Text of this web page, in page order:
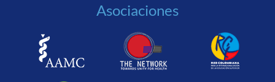
Asociaciones